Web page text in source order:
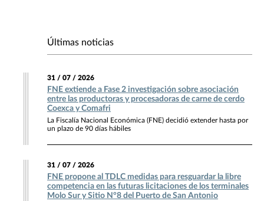
Últimas noticias
31 / 07 / 2026
FNE extiende a Fase 2 investigación sobre asociación
entre las productoras y procesadoras de carne de cerdo
Coexca y Comafri
La Fiscalía Nacional Económica (FNE) decidió extender hasta por
un plazo de 90 días hábiles
31 / 07 / 2026
FNE propone al TDLC medidas para resguardar la libre
competencia en las futuras licitaciones de los terminales
Molo Sur y Sitio N°8 del Puerto de San Antonio